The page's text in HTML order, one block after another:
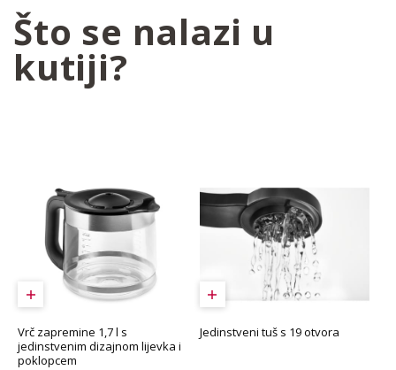
Što se nalazi u
kutiji?
Vrč zapremine 1,7 l s
jedinstvenim dizajnom lijevka i
poklopcem
Jedinstveni tuš s 19 otvora